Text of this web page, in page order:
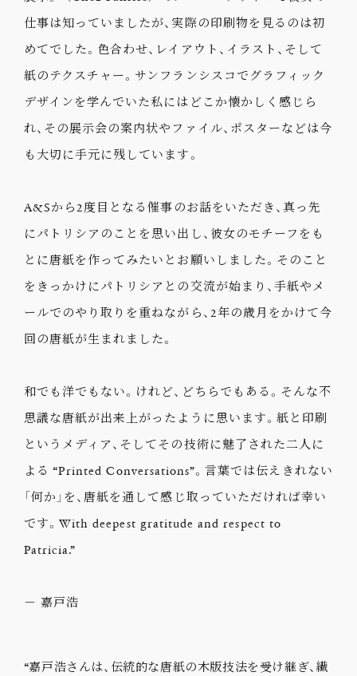
仕事は知っていましたが、実際の印刷物を見るのは初
めてでした。色合わせ、レイアウト、イラスト、そして
紙のテクスチャー。サンフランシスコでグラフィック
デザインを学んでいた私にはどこか懐かしく感じら
れ、その展示会の案内状やファイル、ポスターなどは今
も大切に手元に残しています。
A&Sから2度目となる催事のお話をいただき、真っ先
にパトリシアのことを思い出し、彼女のモチーフをも
とに唐紙を作ってみたいとお願いしました。そのこと
をきっかけにパトリシアとの交流が始まり、手紙やメ
ールでのやり取りを重ねながら、2年の歳月をかけて今
回の唐紙が生まれました。
和でも洋でもない。けれど、どちらでもある。そんな不
思議な唐紙が出来上がったように思います。紙と印刷
というメディア、そしてその技術に魅了された二人に
よる “Printed Conversations”。言葉では伝えきれない
「何か」を、唐紙を通して感じ取っていただければ幸い
です。With deepest gratitude and respect to
Patricia.”
－ 嘉戸浩
“嘉戸浩さんは、伝統的な唐紙の木版技法を受け継ぎ、繊